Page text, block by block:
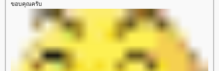
ขอบคุณครับ